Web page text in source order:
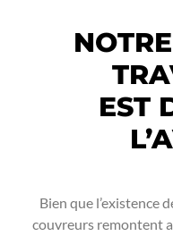
EST
Bien que l’existence
couvreurs remontent